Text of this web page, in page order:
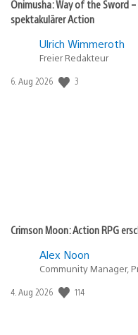
Onimusha: Way of the Sword
spektakulärer Action
Ulrich Wimmeroth
Freier Redakteur
Veröffentlichungsdatum:
6. Aug 2026 3
Crimson Moon: Action RPG
Alex Noon
Community Manager,
Veröffentlichungsdatum:
4. Aug 2026 114